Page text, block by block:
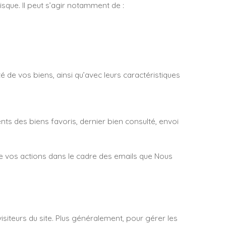
Il peut s’agir notamment de :
vos biens, ainsi qu’avec leurs caractéristiques
des biens favoris, dernier bien consulté, envoi
actions dans le cadre des emails que Nous
du site. Plus généralement, pour gérer les